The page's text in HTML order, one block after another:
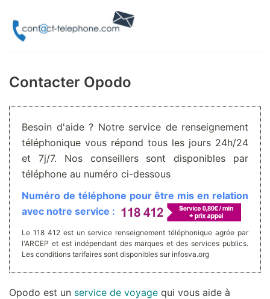
Aller
Contacter Opodo
Besoin d'aide ? Notre service de renseignement
téléphonique vous répond tous les jours 24h/24
et 7j/7. Nos conseillers sont disponibles par
téléphone au numéro ci-dessous
Numéro de téléphone pour être mis en relation
avec notre service :
Le 118 412 est un service renseignement téléphonique agrée par
l'ARCEP et est indépendant des marques et des services publics.
Les conditions tarifaires sont disponibles sur infosva.org
Opodo est un service de voyage qui vous aide à